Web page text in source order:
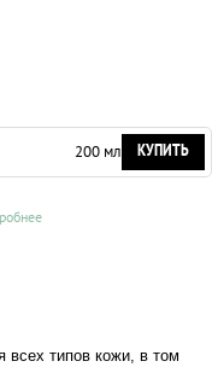
200 мл КУПИТЬ
типов кожи, в том